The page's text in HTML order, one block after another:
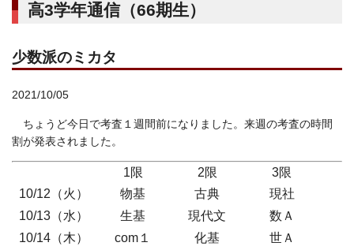
高3学年通信（66期生）
少数派のミカタ
2021/10/05
ちょうど今日で考査１週間前になりました。来週の考査の時間
割が発表されました。
1限 2限
3限
10/12（火）
物基 古典
現社
10/13（水）
生基 現代文
数Ａ
10/14（木）
com１ 化基
世Ａ